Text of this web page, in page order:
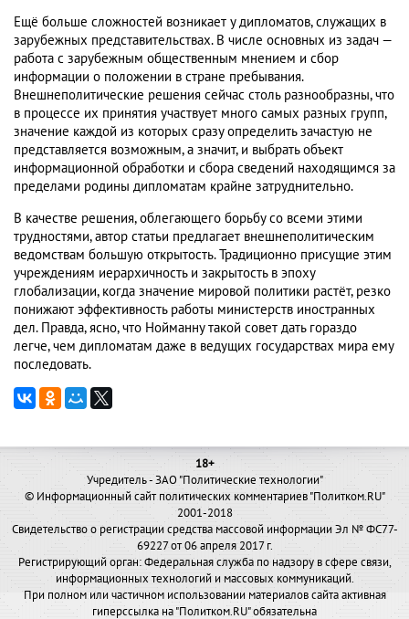
Ещё больше сложностей возникает у дипломатов, служащих в
зарубежных представительствах. В числе основных из задач —
работа с зарубежным общественным мнением и сбор
информации о положении в стране пребывания.
Внешнеполитические решения сейчас столь разнообразны, что
в процессе их принятия участвует много самых разных групп,
значение каждой из которых сразу определить зачастую не
представляется возможным, а значит, и выбрать объект
информационной обработки и сбора сведений находящимся за
пределами родины дипломатам крайне затруднительно.
В качестве решения, облегающего борьбу со всеми этими
трудностями, автор статьи предлагает внешнеполитическим
ведомствам большую открытость. Традиционно присущие этим
учреждениям иерархичность и закрытость в эпоху
глобализации, когда значение мировой политики растёт, резко
понижают эффективность работы министерств иностранных
дел. Правда, ясно, что Нойманну такой совет дать гораздо
легче, чем дипломатам даже в ведущих государствах мира ему
последовать.
18+
Учредитель - ЗАО "Политические технологии"
© Информационный сайт политических комментариев "Политком.RU"
2001-2018
Свидетельство о регистрации средства массовой информации Эл № ФС77-
69227 от 06 апреля 2017 г.
Регистрирующий орган: Федеральная служба по надзору в сфере связи,
информационных технологий и массовых коммуникаций.
При полном или частичном использовании материалов сайта активная
гиперссылка на "Политком.RU" обязательна